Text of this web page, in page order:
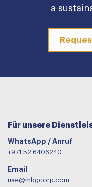
a
Für unsere
WhatsApp / Anruf
+971 52 6406240
Email
uae@mbgcorp.com